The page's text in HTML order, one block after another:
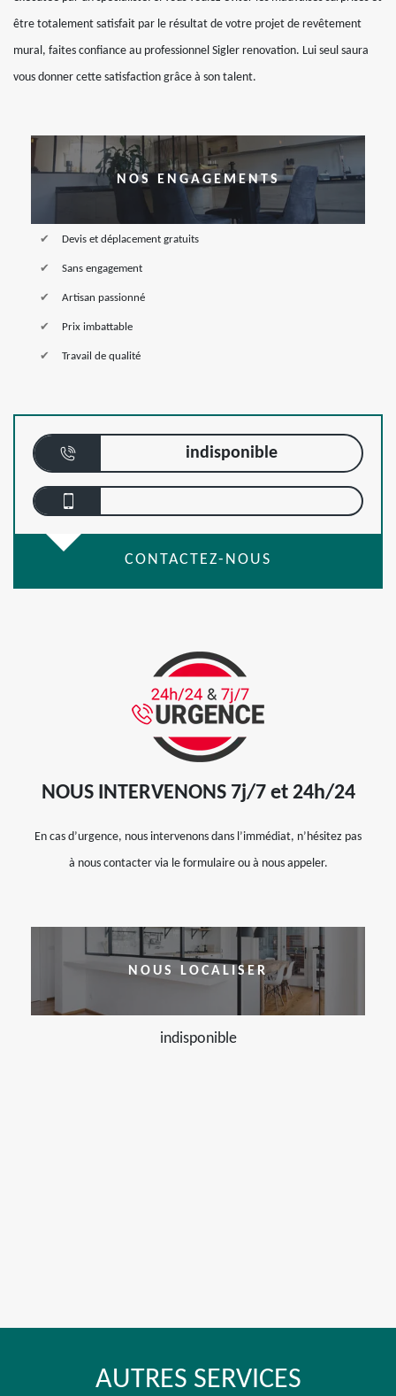
être totalement satisfait par le résultat de votre projet de revêtement
mural, faites confiance au professionnel Sigler renovation. Lui seul saura
vous donner cette satisfaction grâce à son talent.
NOS ENGAGEMENTS
Devis et déplacement gratuits
Sans engagement
Artisan passionné
Prix imbattable
Travail de qualité
indisponible
CONTACTEZ-NOUS
NOUS INTERVENONS 7j/7 et 24h/24
En cas d’urgence, nous intervenons dans l’immédiat, n’hésitez pas
à nous contacter via le formulaire ou à nous appeler.
NOUS LOCALISER
indisponible
AUTRES SERVICES